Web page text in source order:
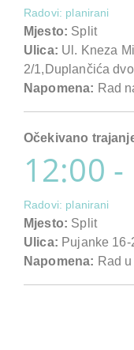
Radovi: planirani
Mjesto: Split
Ulica: Ul. Kneza
2/1,Duplančića
Napomena: Rad
Očekivano
12:00
Radovi: planirani
Mjesto: Split
Ulica: Pujanke
Napomena: Rad